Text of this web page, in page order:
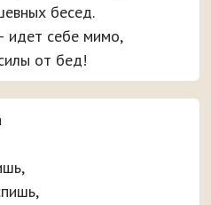
бесед.
идет себе мимо,
от бед!